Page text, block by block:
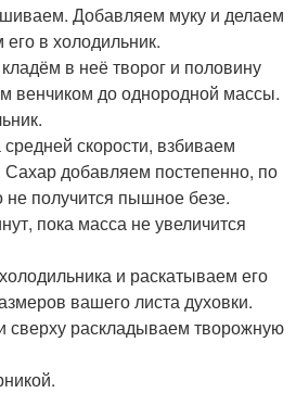
Добавляем муку и делаем
в холодильник.
в неё творог и половину
венчиком до однородной массы.
скорости, взбиваем
Сахар добавляем постепенно, по
не получится пышное безе.
пока масса не увеличится
и раскатываем его
вашего листа духовки.
сверху раскладываем творожную